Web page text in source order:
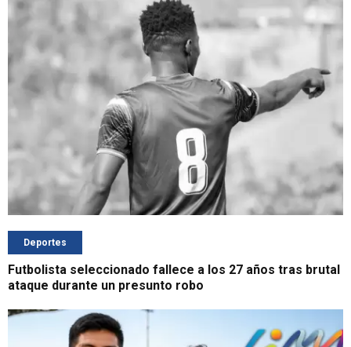
Deportes
Futbolista seleccionado fallece a los 27 años tras brutal
ataque durante un presunto robo